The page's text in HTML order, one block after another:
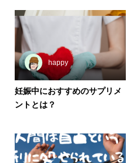
happy
妊娠中におすすめのサプリメ
ントとは？